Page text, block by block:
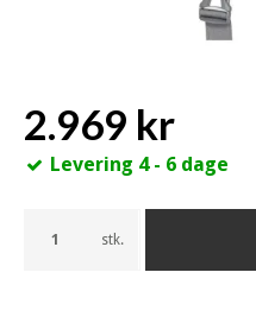
2.969 kr
Levering 4 - 6 dage
stk.